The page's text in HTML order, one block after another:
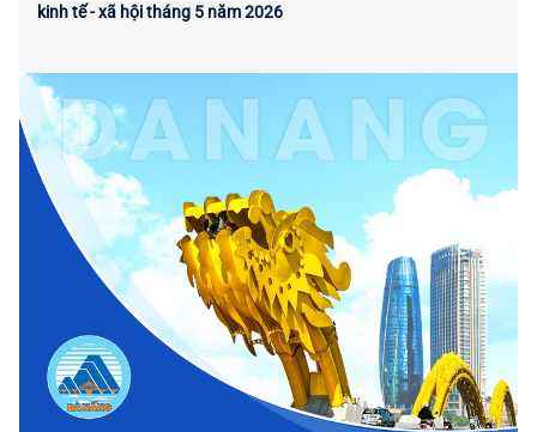
kinh tế - xã hội tháng 5 năm 2026